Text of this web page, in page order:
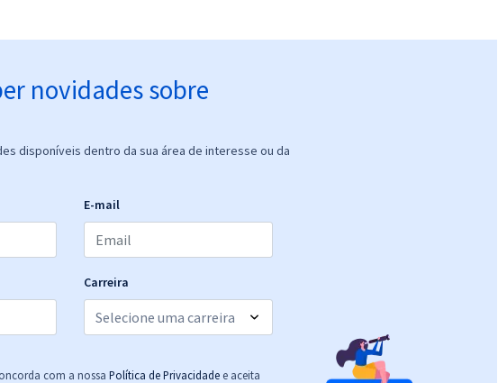
novidades sobre
disponíveis dentro da sua área de interesse ou da
E-mail
Carreira
com a nossa Política de Privacidade e aceita